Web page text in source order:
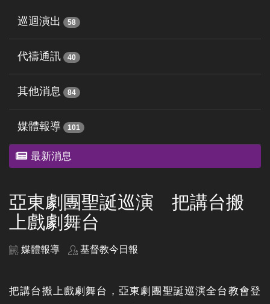
巡迴演出 58
代禱通訊 40
其他消息 84
媒體報導 101
最新消息
亞東劇團聖誕巡演 把講台搬
上戲劇舞台
媒體報導 基督教今日報
把講台搬上戲劇舞台，亞東劇團聖誕巡演全台教會登